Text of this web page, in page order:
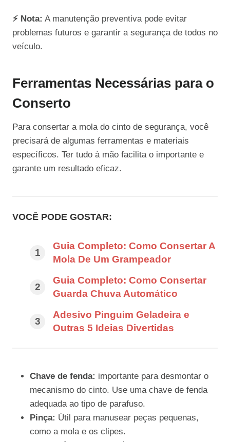
⚡ Nota: A manutenção preventiva pode evitar
problemas futuros e garantir a segurança de todos no
veículo.
Ferramentas Necessárias para o
Conserto
Para consertar a mola do cinto de segurança, você
precisará de algumas ferramentas e materiais
específicos. Ter tudo à mão facilita o importante e
garante um resultado eficaz.
VOCÊ PODE GOSTAR:
Guia Completo: Como Consertar A
Mola De Um Grampeador
Guia Completo: Como Consertar
Guarda Chuva Automático
Adesivo Pinguim Geladeira e
Outras 5 Ideias Divertidas
Chave de fenda: importante para desmontar o
mecanismo do cinto. Use uma chave de fenda
adequada ao tipo de parafuso.
Pinça: Útil para manusear peças pequenas,
como a mola e os clipes.